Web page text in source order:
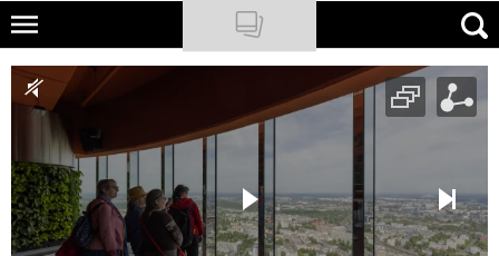
Skip
main
content
NATIONAL GEOGRAPHIC
TRAVELER
PODCASTY
Sklep